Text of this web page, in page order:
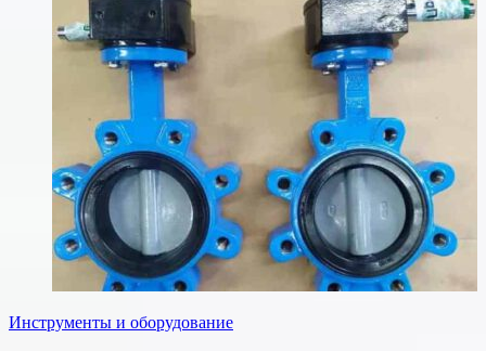
Инструменты и оборудование